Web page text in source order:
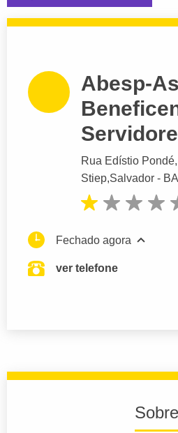
Abesp-
Rua Edístio Pondé
Stiep,Salvador -
Fechado agora
ver telefone
Sobre